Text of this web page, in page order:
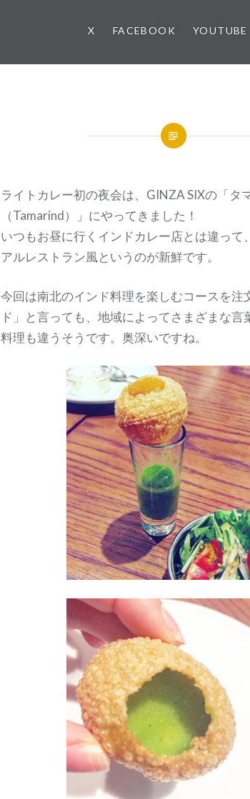
X FACEBOOK YOUTUBE
ライトカレー初の夜会は、 GINZA SIXの「タ
（Tamarind）」にやってきました！
いつもお昼に行くインドカレー店とは違って
アルレストラン風というのが新鮮です。
今回は南北のインド料理を楽しむコースを注
ド」と言っても、地域によってさまざまな言
料理も違うそうです。奥深いですね。